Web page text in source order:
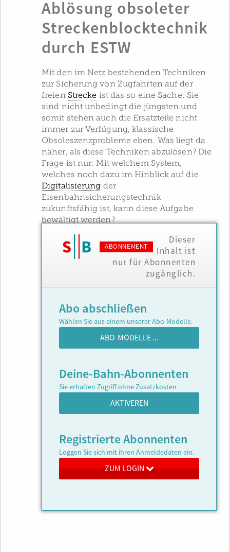
Ablösung obsoleter
Streckenblocktechnik
durch ESTW
Mit den im Netz bestehenden Techniken
zur Sicherung von Zugfahrten auf der
freien Strecke ist das so eine Sache: Sie
sind nicht unbedingt die jüngsten und
somit stehen auch die Ersatzteile nicht
immer zur Verfügung, klassische
Obsoleszenzprobleme eben. Was liegt da
näher, als diese Techniken abzulösen? Die
Frage ist nur: Mit welchem System,
welches noch dazu im Hinblick auf die
Digitalisierung der
Eisenbahnsicherungstechnik
zukunftsfähig ist, kann diese Aufgabe
bewältigt werden?
ABONNEMENT
Dieser
Inhalt ist
nur für Abonnenten
zugänglich.
Abo abschließen
Wählen Sie aus einem unserer Abo-Modelle.
ABO-MODELLE ...
Deine-Bahn-Abonnenten
Sie erhalten Zugriff ohne Zusatzkosten
AKTIVEREN
Registrierte Abonnenten
Loggen Sie sich mit ihren Anmeldedaten ein.
ZUM LOGIN